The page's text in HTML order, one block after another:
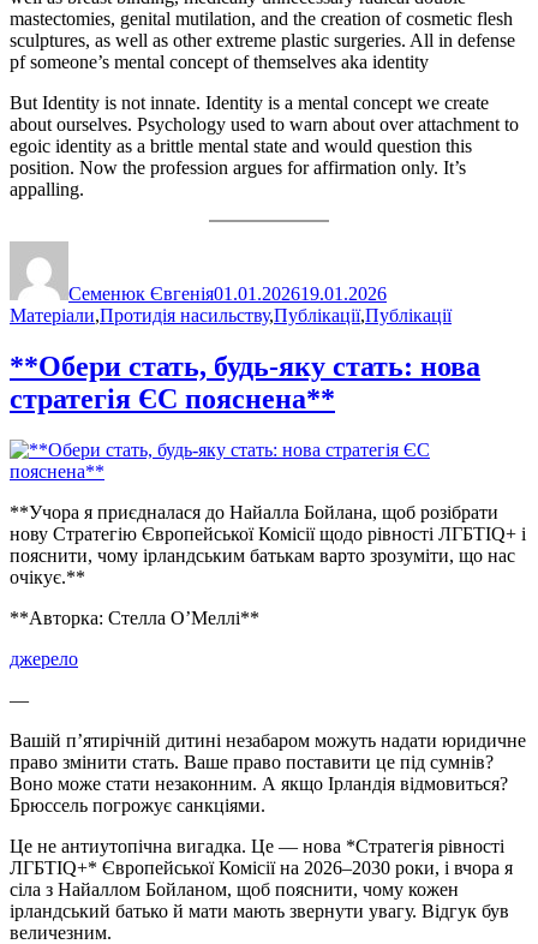
mastectomies, genital mutilation, and the creation of cosmetic flesh
sculptures, as well as other extreme plastic surgeries. All in defense
pf someone’s mental concept of themselves aka identity
But Identity is not innate. Identity is a mental concept we create
about ourselves. Psychology used to warn about over attachment to
egoic identity as a brittle mental state and would question this
position. Now the profession argues for affirmation only. It’s
appalling.
Семенюк Євгенія01.01.202619.01.2026
Матеріали,Протидія насильству,Публікації,Публікації
**Обери стать, будь-яку стать: нова
стратегія ЄС пояснена**
**Учора я приєдналася до Найалла Бойлана, щоб розібрати
нову Стратегію Європейської Комісії щодо рівності ЛГБТІQ+ і
пояснити, чому ірландським батькам варто зрозуміти, що нас
очікує.**
**Авторка: Стелла О’Меллі**
джерело
—
Вашій п’ятирічній дитині незабаром можуть надати юридичне
право змінити стать. Ваше право поставити це під сумнів?
Воно може стати незаконним. А якщо Ірландія відмовиться?
Брюссель погрожує санкціями.
Це не антиутопічна вигадка. Це — нова *Стратегія рівності
ЛГБТІQ+* Європейської Комісії на 2026–2030 роки, і вчора я
сіла з Найаллом Бойланом, щоб пояснити, чому кожен
ірландський батько й мати мають звернути увагу. Відгук був
величезним.